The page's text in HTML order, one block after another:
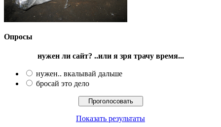
Опросы
нужен ли сайт? ..или я зря трачу время...
нужен.. вкалывай дальше
бросай это дело
Показать результаты